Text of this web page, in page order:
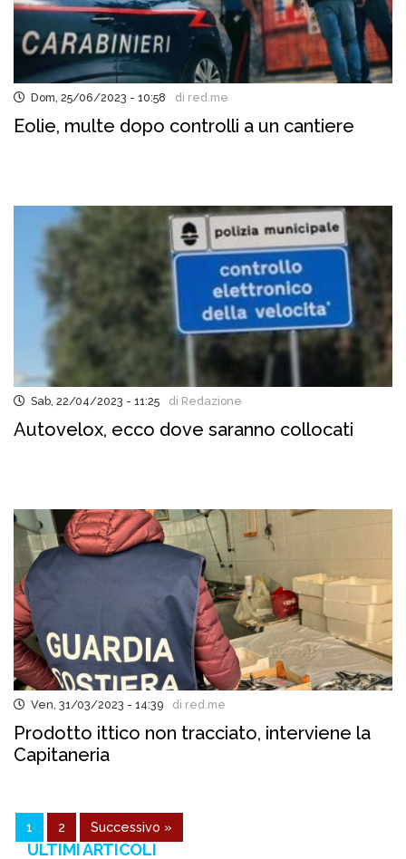
Dom, 25/06/2023 - 10:58 di red.me
Eolie, multe dopo controlli a un cantiere
Sab, 22/04/2023 - 11:25 di Redazione
Autovelox, ecco dove saranno collocati
Ven, 31/03/2023 - 14:39 di red.me
Prodotto ittico non tracciato, interviene la
Capitaneria
1 2 Successivo »
ULTIMI ARTICOLI